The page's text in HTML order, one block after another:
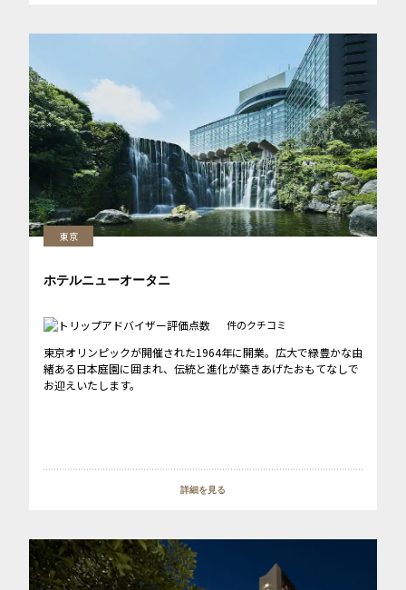
東京
ホテルニューオータニ
件のクチコミ
東京オリンピックが開催された1964年に開業。広大で緑豊かな由
緒ある日本庭園に囲まれ、伝統と進化が築きあげたおもてなしで
お迎えいたします。
詳細を見る